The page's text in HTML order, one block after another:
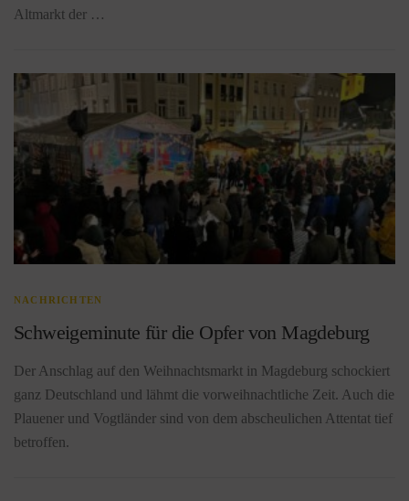
Altmarkt der …
NACHRICHTEN
Schweigeminute für die Opfer von Magdeburg
Der Anschlag auf den Weihnachtsmarkt in Magdeburg schockiert
ganz Deutschland und lähmt die vorweihnachtliche Zeit. Auch die
Plauener und Vogtländer sind von dem abscheulichen Attentat tief
betroffen.